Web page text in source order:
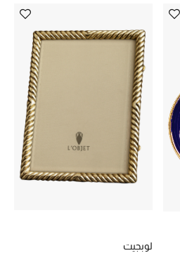
لوبجيت